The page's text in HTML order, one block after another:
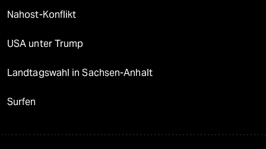
Nahost-Konflikt
USA unter Trump
Landtagswahl in Sachsen-Anhalt
Surfen